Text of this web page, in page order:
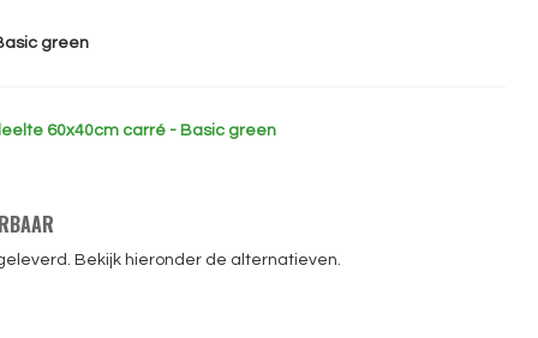
green
60x40cm carré - Basic green
Bekijk hieronder de alternatieven.